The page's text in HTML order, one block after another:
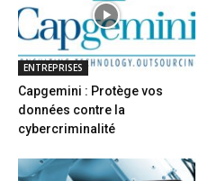
ENTREPRISES
Capgemini : Protège vos
données contre la
cybercriminalité